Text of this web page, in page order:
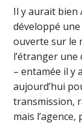
Il y aurait
développé
ouverte sur le
l’étranger
– entamée il y
aujourd’hui
transmission,
mais